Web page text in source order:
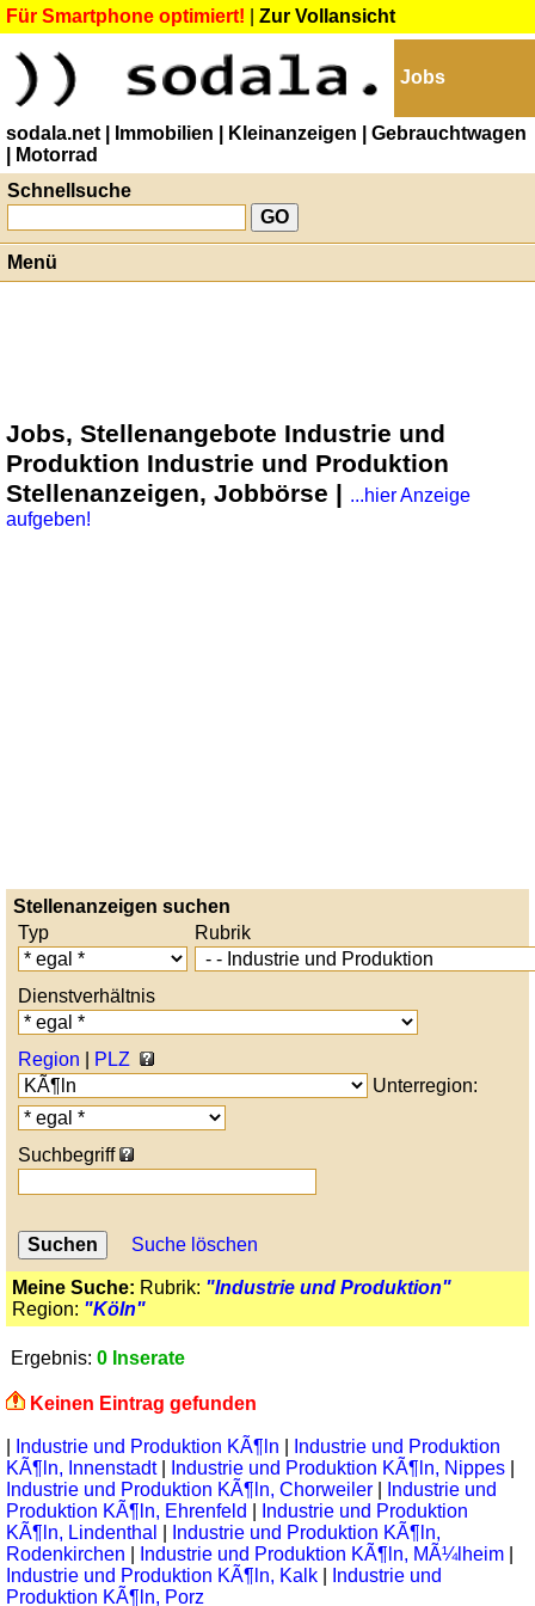
Für Smartphone optimiert! Zur Vollansicht
Jobs
sodala.net | Immobilien | Kleinanzeigen
| Gebrauchtwagen
| Motorrad
Schnellsuche
Menü
Jobs, Stellenangebote Industrie und
Produktion Industrie und Produktion
Stellenanzeigen, Jobbörse | ...hier Anzeige
aufgeben!
Stellenanzeigen suchen
Typ
Rubrik
Dienstverhältnis
Region
PLZ
Unterregion:
Suchbegriff
Suche löschen
Meine Suche: Rubrik: "Industrie und Produktion"
Region: "Köln"
Ergebnis: 0 Inserate
Keinen Eintrag gefunden
Industrie und Produktion KÃ¶ln
Industrie und Produktion
KÃ¶ln, Innenstadt| Industrie und Produktion KÃ¶ln, Nippes
Industrie und Produktion KÃ¶ln, Chorweiler
Industrie und
Produktion KÃ¶ln, Ehrenfeld
Industrie und Produktion
KÃ¶ln, Lindenthal
Industrie und Produktion KÃ¶ln,
Rodenkirchen
Industrie und Produktion KÃ¶ln, MÃ¼lheim
Industrie und Produktion KÃ¶ln, Kalk
Industrie und
Produktion KÃ¶ln, Porz